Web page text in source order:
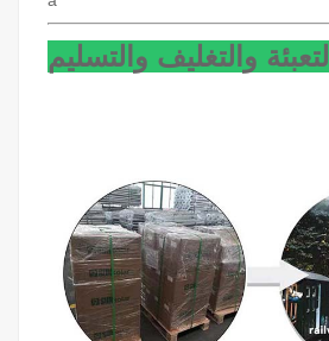
التعبئة والتغليف والتسليم